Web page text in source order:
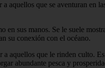
que se aventuran en
sus manos. Se le suele
su conexión con el océano.
aquellos que le rinden culto.
abundante pesca y